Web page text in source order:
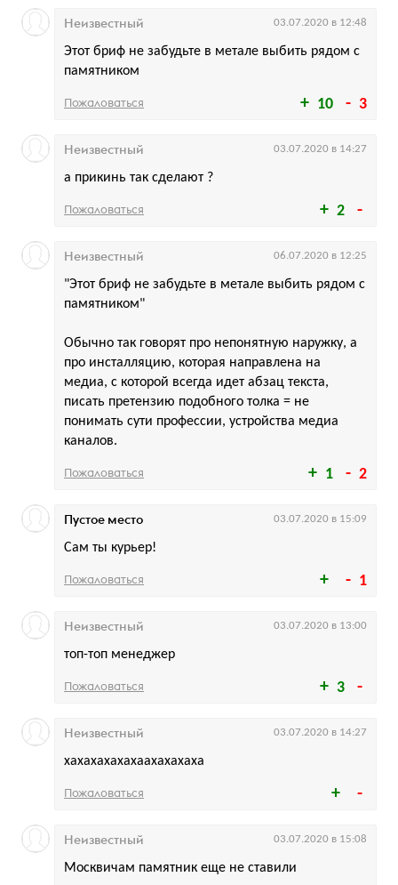
10 3
Этот бриф не забудьте в метале выбить рядом с
памятником
Неизвестный 03.07.2020 в 12:48
Пожаловаться
2
а прикинь так сделают ?
Неизвестный 03.07.2020 в 14:27
Пожаловаться
1 2
"Этот бриф не забудьте в метале выбить рядом с
памятником"
Обычно так говорят про непонятную наружку, а
про инсталляцию, которая направлена на
медиа, с которой всегда идет абзац текста,
писать претензию подобного толка = не
понимать сути профессии, устройства медиа
каналов.
Неизвестный 06.07.2020 в 12:25
Пожаловаться
1
Сам ты курьер!
Пустое место 03.07.2020 в 15:09
Пожаловаться
3
топ-топ менеджер
Неизвестный 03.07.2020 в 13:00
Пожаловаться
хахахахахахаахахахаха
Неизвестный 03.07.2020 в 14:27
Пожаловаться
Москвичам памятник еще не ставили
Неизвестный 03.07.2020 в 15:08